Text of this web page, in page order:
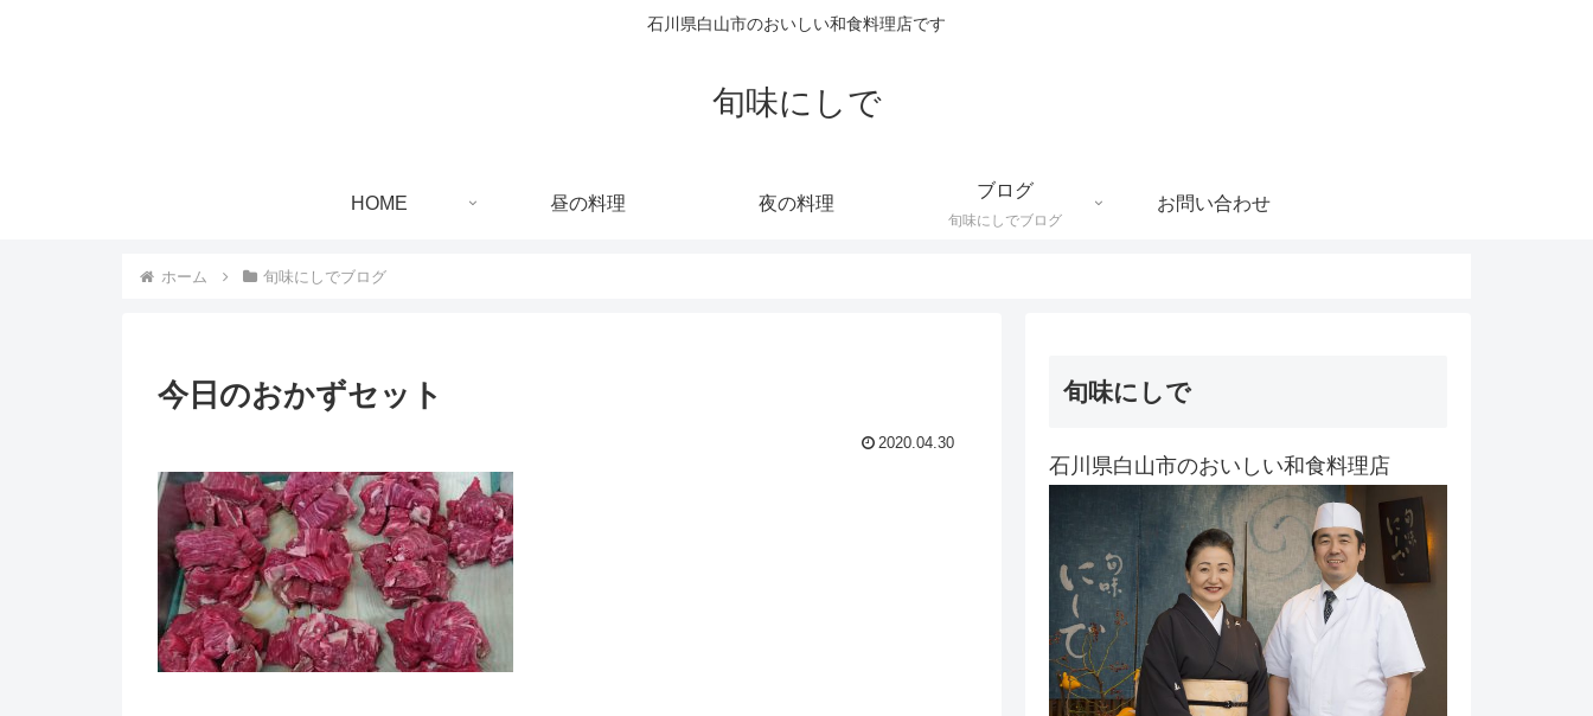
石川県白山市のおいしい和食料理店です
旬味にしで
HOME 昼の料理 夜の料理
ブログ
旬味にしでブログ
お問い合わせ
ホーム 旬味にしでブログ
今日のおかずセット
2020.04.30
旬味にしで
石川県白山市のおいしい和食料理店